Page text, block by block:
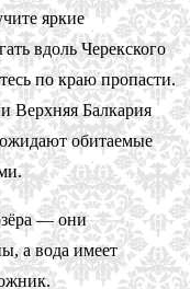
яркие
вдоль Черекского
по краю пропасти.
Верхняя Балкария
обитаемые
— они
а вода имеет